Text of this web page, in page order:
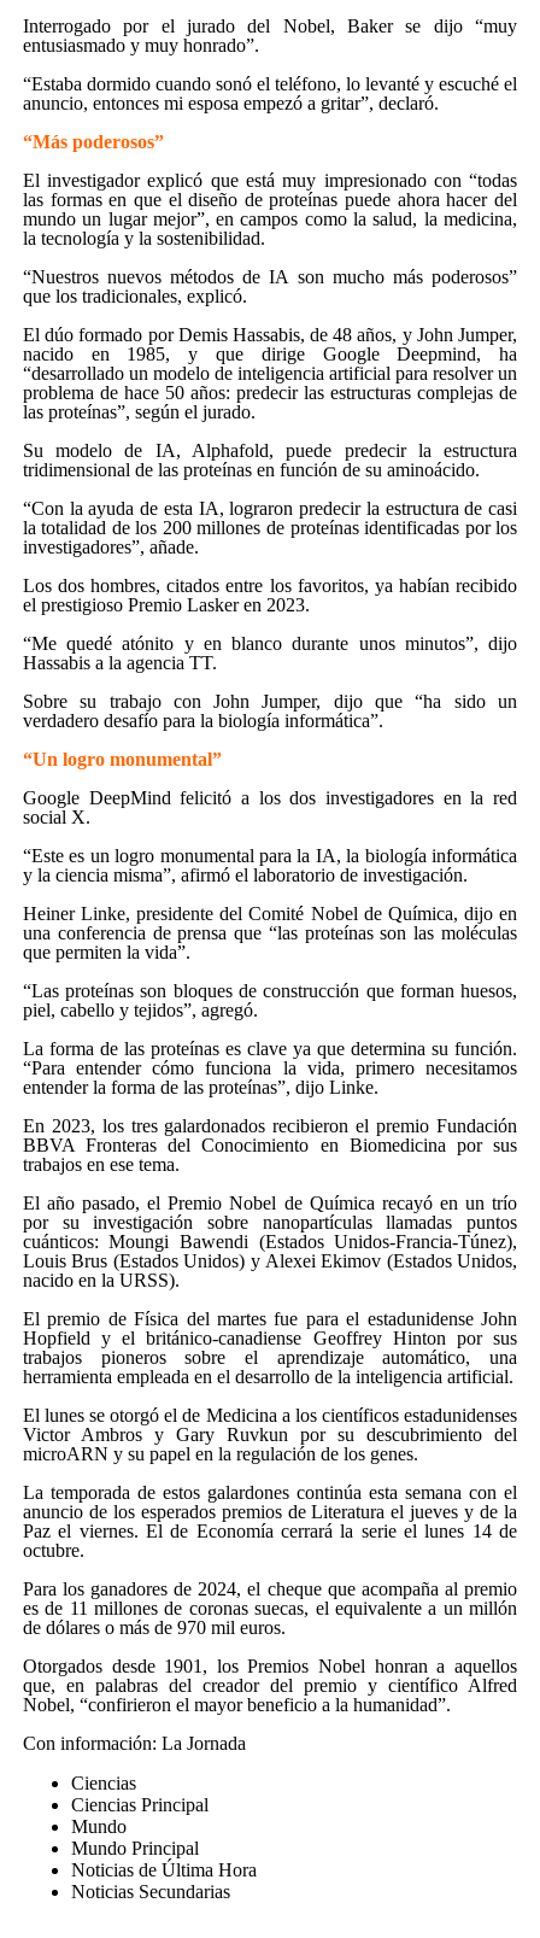
Interrogado por el jurado del Nobel, Baker se dijo “muy
entusiasmado y muy honrado”.
“Estaba dormido cuando sonó el teléfono, lo levanté y escuché el
anuncio, entonces mi esposa empezó a gritar”, declaró.
“Más poderosos”
El investigador explicó que está muy impresionado con “todas
las formas en que el diseño de proteínas puede ahora hacer del
mundo un lugar mejor”, en campos como la salud, la medicina,
la tecnología y la sostenibilidad.
“Nuestros nuevos métodos de IA son mucho más poderosos”
que los tradicionales, explicó.
El dúo formado por Demis Hassabis, de 48 años, y John Jumper,
nacido en 1985, y que dirige Google Deepmind, ha
“desarrollado un modelo de inteligencia artificial para resolver un
problema de hace 50 años: predecir las estructuras complejas de
las proteínas”, según el jurado.
Su modelo de IA, Alphafold, puede predecir la estructura
tridimensional de las proteínas en función de su aminoácido.
“Con la ayuda de esta IA, lograron predecir la estructura de casi
la totalidad de los 200 millones de proteínas identificadas por los
investigadores”, añade.
Los dos hombres, citados entre los favoritos, ya habían recibido
el prestigioso Premio Lasker en 2023.
“Me quedé atónito y en blanco durante unos minutos”, dijo
Hassabis a la agencia TT.
Sobre su trabajo con John Jumper, dijo que “ha sido un
verdadero desafío para la biología informática”.
“Un logro monumental”
Google DeepMind felicitó a los dos investigadores en la red
social X.
“Este es un logro monumental para la IA, la biología informática
y la ciencia misma”, afirmó el laboratorio de investigación.
Heiner Linke, presidente del Comité Nobel de Química, dijo en
una conferencia de prensa que “las proteínas son las moléculas
que permiten la vida”.
“Las proteínas son bloques de construcción que forman huesos,
piel, cabello y tejidos”, agregó.
La forma de las proteínas es clave ya que determina su función.
“Para entender cómo funciona la vida, primero necesitamos
entender la forma de las proteínas”, dijo Linke.
En 2023, los tres galardonados recibieron el premio Fundación
BBVA Fronteras del Conocimiento en Biomedicina por sus
trabajos en ese tema.
El año pasado, el Premio Nobel de Química recayó en un trío
por su investigación sobre nanopartículas llamadas puntos
cuánticos: Moungi Bawendi (Estados Unidos-Francia-Túnez),
Louis Brus (Estados Unidos) y Alexei Ekimov (Estados Unidos,
nacido en la URSS).
El premio de Física del martes fue para el estadunidense John
Hopfield y el británico-canadiense Geoffrey Hinton por sus
trabajos pioneros sobre el aprendizaje automático, una
herramienta empleada en el desarrollo de la inteligencia artificial.
El lunes se otorgó el de Medicina a los científicos estadunidenses
Victor Ambros y Gary Ruvkun por su descubrimiento del
microARN y su papel en la regulación de los genes.
La temporada de estos galardones continúa esta semana con el
anuncio de los esperados premios de Literatura el jueves y de la
Paz el viernes. El de Economía cerrará la serie el lunes 14 de
octubre.
Para los ganadores de 2024, el cheque que acompaña al premio
es de 11 millones de coronas suecas, el equivalente a un millón
de dólares o más de 970 mil euros.
Otorgados desde 1901, los Premios Nobel honran a aquellos
que, en palabras del creador del premio y científico Alfred
Nobel, “confirieron el mayor beneficio a la humanidad”.
Con información: La Jornada
Ciencias
Ciencias Principal
Mundo
Mundo Principal
Noticias de Última Hora
Noticias Secundarias